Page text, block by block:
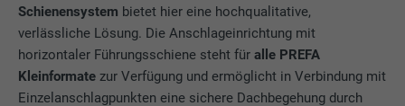
Schienensystem bietet hier eine hochqualitative,
verlässliche Lösung. Die Anschlageinrichtung mit
horizontaler Führungsschiene steht füralle PREFA
Kleinformate zur Verfügung und ermöglicht in Verbindung mit
Einzelanschlagpunkten eine sichere Dachbegehung durch